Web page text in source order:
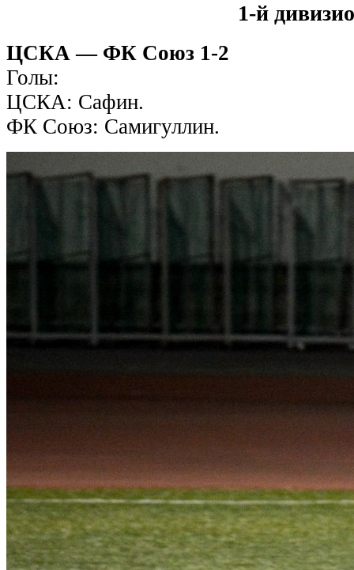
1-й
ЦСКА — ФК Союз 1-2
Голы:
ЦСКА: Сафин.
ФК Союз: Самигуллин.